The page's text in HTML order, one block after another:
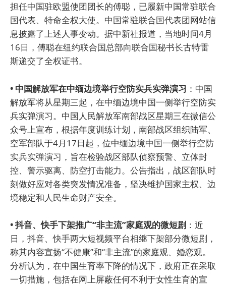
担任中国驻欧盟使团团长的傅聪，已履新中国常驻联合
国代表、特命全权大使。中国常驻联合国代表团网站信
息披露了上述人事变动。据中新社报道，当地时间4月
16日，傅聪在纽约联合国总部向联合国秘书长古特雷
斯递交了全权证书。
• 中国解放军在中缅边境举行空防实兵实弹演习 ：中国
解放军将从星期三起，在中缅边境中国一侧举行空防实
兵实弹演习。中国人民解放军南部战区星期三在微信公
众号上宣布，根据年度训练计划，南部战区组织陆军、
空军部队于4月17日起，位中缅边境中国一侧举行空防
实兵实弹演习，旨在检验战区部队侦察预警、立体封
控、警示驱离、防空打击能力。公告指出，战区部队时
刻做好应对各类突发情况准备，坚决维护国家主权、边
境稳定和人民生命财产安全。
• 抖音、快手下架推广“非主流”家庭观的微短剧 ：近
日，抖音、快手两大短视频平台相继下架部分微短剧，
称其内容宣扬“不健康”和“非主流”的家庭观、婚恋观。
分析认为，在中国生育率下降的情况下，政府正在采取
一切措施，包括在网上屏蔽任何不利于女性生育的宣